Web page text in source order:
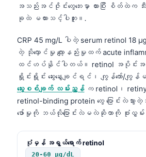
အသည်းအင်ဇိုင်းတွေဘေးမှာ ထားပြီး စိတ်ထဲက သီ
ခုထဲ မထားသင့်ပါဘူး။.
CRP 45 mg/L ပါတဲ့ serum retinol
တဲ့ သိုလှောင်မှု လျော့နည်းမှုထက် acute
ထင်ဟပ်နိုင်ပါတယ်။ retinol အပိုင်းအ
ရှိုင်းရှိုင်း ဆွေးနွေးချင်ရင်၊ ကျွန်တော်/ကျွ
သွေးစစ်ချက် လမ်းညွှန် က retinol၊
retinol-binding protein တွေ ပြောင်းလဲသွ
ဖော်မှုကို ဘယ်လိုပြောင်းလဲမလဲဆိုတာကို ဖုံးလွှမ်း
ပုံမှန် အရွယ်ရောက် retinol
20-60 µg/dL